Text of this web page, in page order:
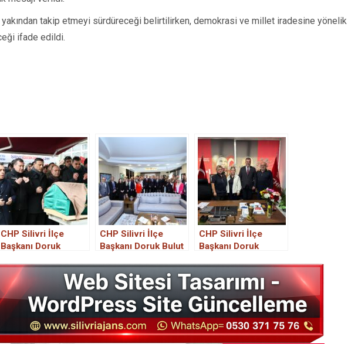
yakından takip etmeyi sürdüreceği belirtilirken, demokrasi ve millet iradesine yönelik
ifade edildi.
CHP Silivri İlçe
Başkanı Doruk
CHP Silivri İlçe
Başkanı Doruk Bulut
Balcıoğlu’nu Ziyaret
Etti
CHP Silivri İlçe
Başkanı Doruk
mensuplarına
Teşekkür